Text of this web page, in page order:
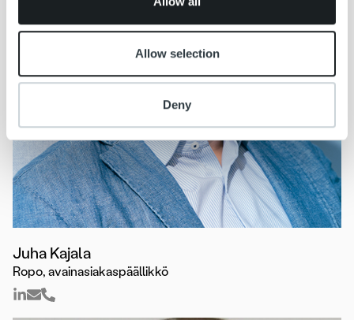
Allow selection
Deny
Juha Kajala
Ropo, avainasiakaspäällikkö